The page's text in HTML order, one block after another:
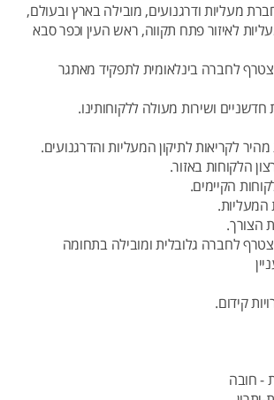
לאיזור פתח תקווה, ראש העין וכפר סבא
לחברה בינלאומית לתפקיד מאתגר
חדשניים ושירות מעולה ללקוחותינו.
לקריאות לתיקון המעליות והדרגנועים.
הלקוחות באזור.
הקיימים.
המעליות.
הצורך.
לחברה גלובלית ומובילה בתחומה
קידום.
- חובה